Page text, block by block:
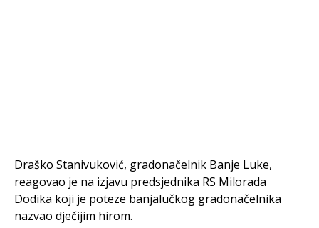
Draško Stanivuković, gradonačelnik Banje Luke,
reagovao je na izjavu predsjednika RS Milorada
Dodika koji je poteze banjalučkog gradonačelnika
nazvao dječijim hirom.